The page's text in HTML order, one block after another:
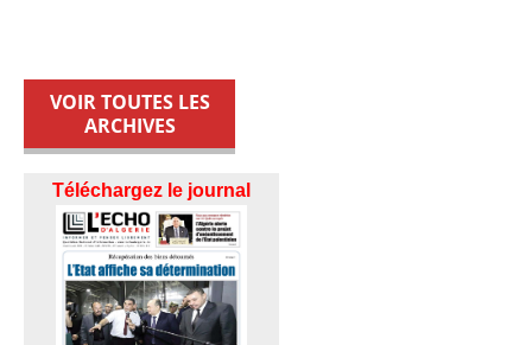
VOIR TOUTES LES
ARCHIVES